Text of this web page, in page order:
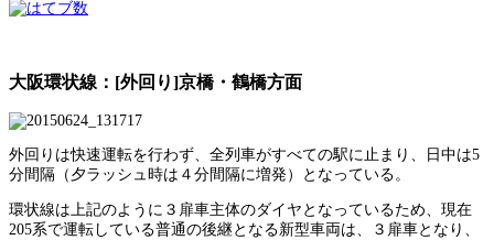
大阪環状線：[外回り]京橋・鶴橋方面
外回りは快速運転を行わず、全列車がすべての駅に止まり、日中は5
分間隔（夕ラッシュ時は４分間隔に増発）となっている。
環状線は上記のように３扉車主体のダイヤとなっているため、現在
205系で運転している普通の後継となる新型車両は、３扉車となり、